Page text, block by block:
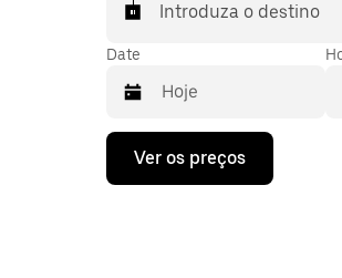
Introduza o destino
Date
Prima
tecla
Ver os preços